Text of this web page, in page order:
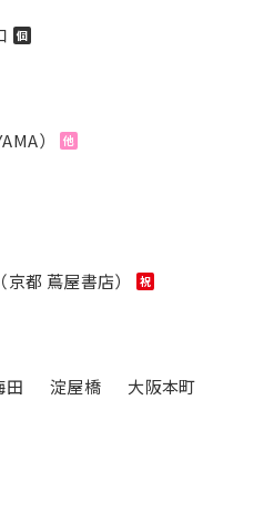
個
） 他
都 蔦屋書店） 祝
田 淀屋橋
大阪本町